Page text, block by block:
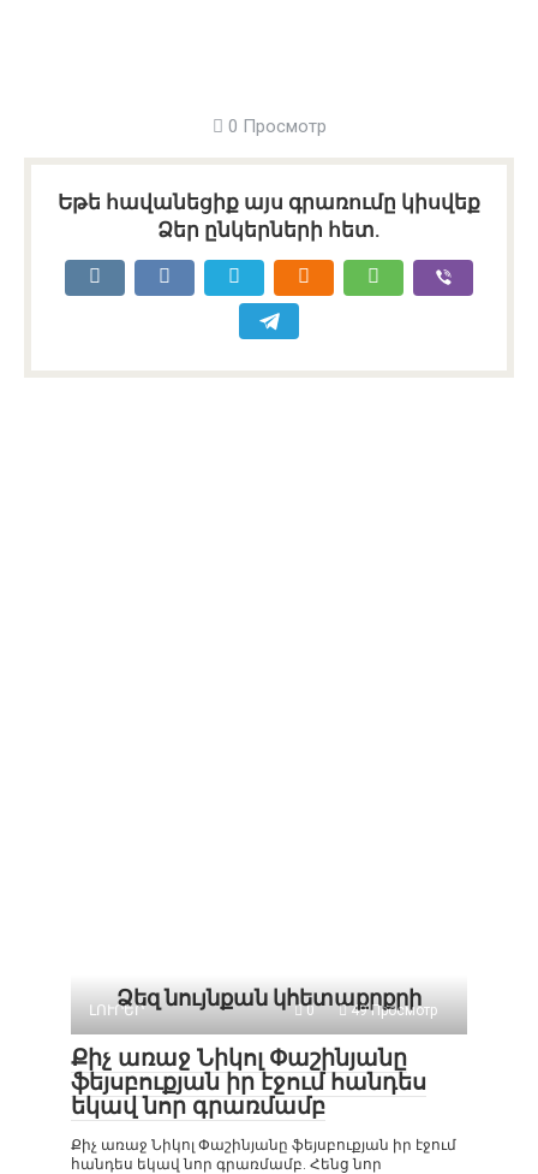
0 Просмотр
Եթե հավանեցիք այս գրառումը կիսվեք
Ձեր ընկերների հետ.
Ձեզ նույնքան կհետաքրքրի
ԼՈՒՐԵՐ 0 49 Просмотр
Քիչ առաջ Նիկոլ Փաշինյանը
ֆեյսբուքյան իր էջում հանդես
եկավ նոր գրառմամբ
Քիչ առաջ Նիկոլ Փաշինյանը ֆեյսբուքյան իր էջում
հանդես եկավ նոր գրառմամբ. Հենց նոր